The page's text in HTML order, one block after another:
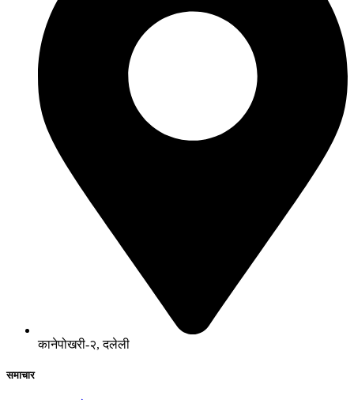
कानेपोखरी-२, दलेली
समाचार